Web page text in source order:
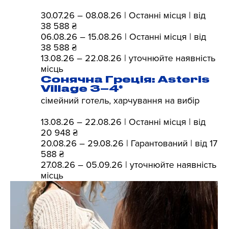
30.07.26 – 08.08.26 | Останні місця | від
38 588 ₴
06.08.26 – 15.08.26 | Останні місця | від
38 588 ₴
13.08.26 – 22.08.26 | уточнюйте наявність
місць
Сонячна Греція: Asteris
Village 3–4*
сімейний готель, харчування на вибір
13.08.26 – 22.08.26 | Останні місця | від
20 948 ₴
20.08.26 – 29.08.26 | Гарантований | від 17
588 ₴
27.08.26 – 05.09.26 | уточнюйте наявність
місць